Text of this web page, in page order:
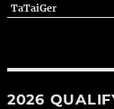
TaTaiGer
2026